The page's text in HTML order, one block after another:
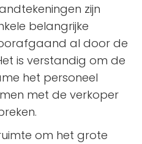
zijn
belangrijke
al door de
is verstandig om de
het personeel
met de verkoper
om het grote